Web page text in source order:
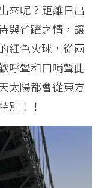
來呢？距離日出
與雀躍之情，讓
紅色火球，從兩
呼聲和口哨聲此
太陽都會從東方
別！！